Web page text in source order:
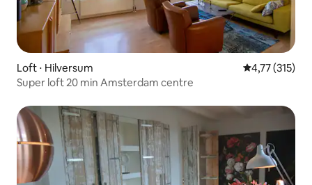
Loft ⋅ Hilversum 4,77 de uma
4,77 (315)
Super loft 20 min Amsterdam centre